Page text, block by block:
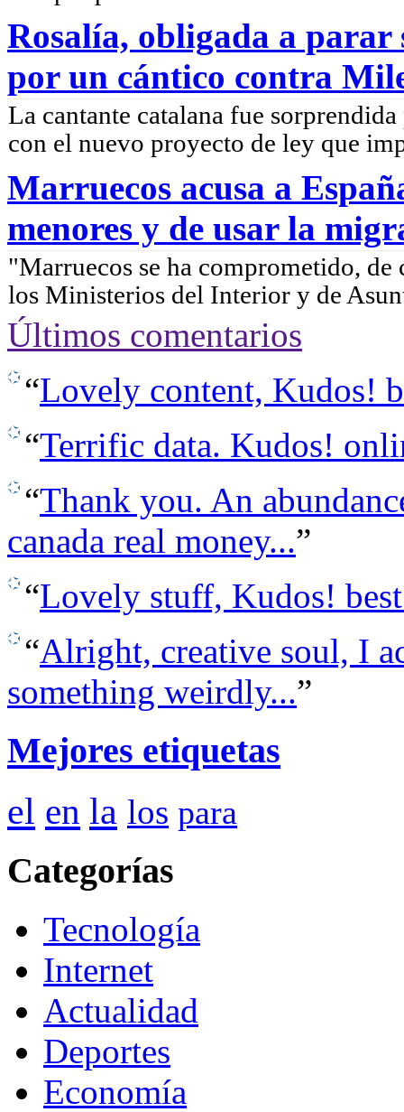
Rosalía, obligada a parar
por un cántico contra
La cantante catalana fue
con el nuevo proyecto de ley que
Marruecos acusa a
menores y de usar la
"Marruecos se ha comprometido,
los Ministerios del Interior y de
Últimos comentarios
“Lovely content, Kudos!
“Terrific data. Kudos!
“Thank you. An
canada real money...”
“Lovely stuff, Kudos!
“Alright, creative soul, I
something weirdly...”
Mejores etiquetas
el en la los para
Categorías
Tecnología
Internet
Actualidad
Deportes
Economía